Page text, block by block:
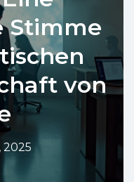
Stimme
von
2025